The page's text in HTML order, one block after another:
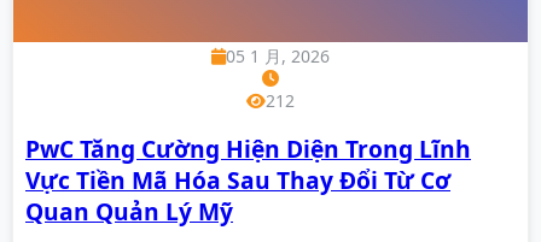
05 1 月, 2026
212
PwC Tăng Cường Hiện Diện Trong Lĩnh
Vực Tiền Mã Hóa Sau Thay Đổi Từ Cơ
Quan Quản Lý Mỹ